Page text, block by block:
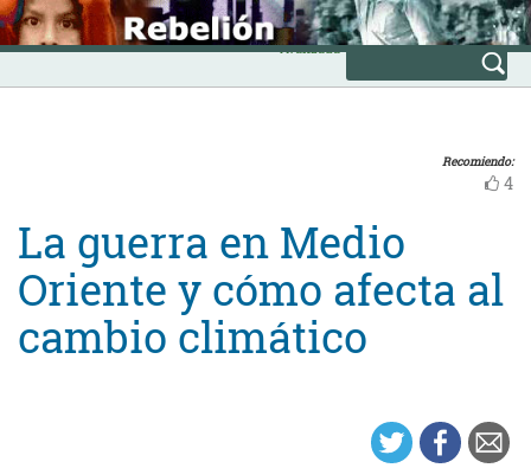
Skip
to
content
INICIO
Avanzada
Recomiendo:
4
La guerra en Medio
Oriente y cómo afecta al
cambio climático